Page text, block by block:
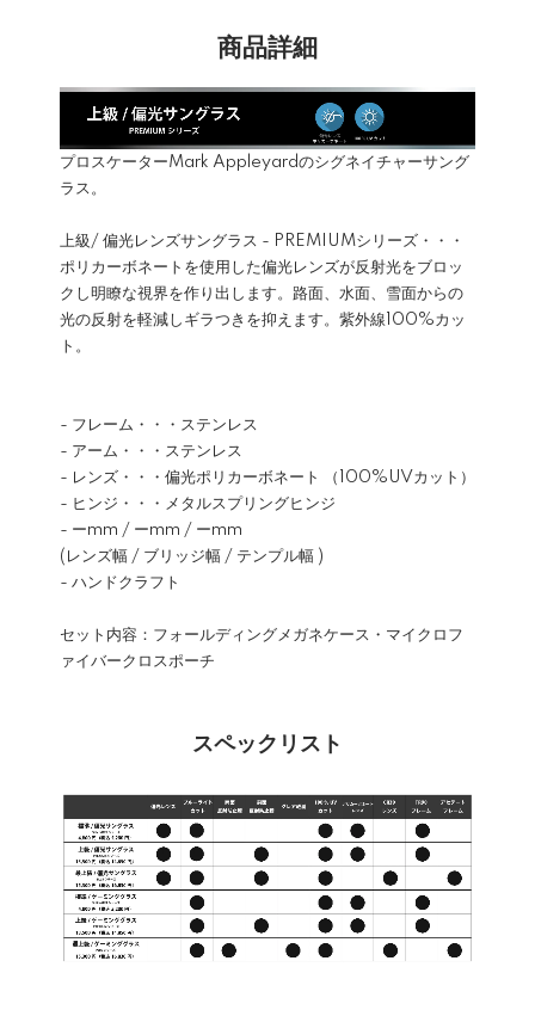
商品詳細
プロスケーターMark Appleyardのシグネイチャーサング
ラス。
上級/ 偏光レンズサングラス - PREMIUMシリーズ・・・
ポリカーボネートを使用した偏光レンズが反射光をブロッ
クし明瞭な視界を作り出します。路面、水面、雪面からの
光の反射を軽減しギラつきを抑えます。紫外線100%カッ
ト。
- フレーム・・・ステンレス
- アーム・・・ステンレス
- レンズ・・・偏光ポリカーボネート （100%UVカット）
- ヒンジ・・・メタルスプリングヒンジ
- ーmm / ーmm / ーmm
(レンズ幅 / ブリッジ幅 / テンプル幅 )
- ハンドクラフト
セット内容：フォールディングメガネケース・マイクロフ
ァイバークロスポーチ
スペックリスト